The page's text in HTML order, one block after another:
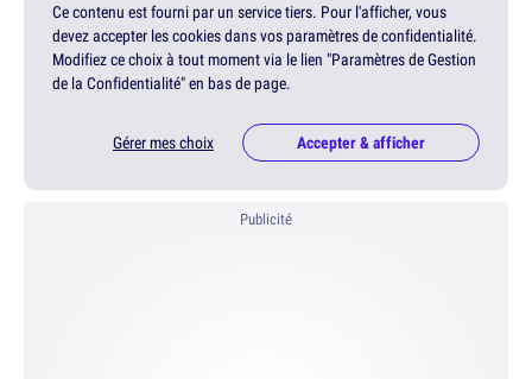
Ce contenu est fourni par un service tiers. Pour l'afficher, vous
devez accepter les cookies dans vos paramètres de confidentialité.
Modifiez ce choix à tout moment via le lien "Paramètres de Gestion
de la Confidentialité" en bas de page.
Gérer mes choix Accepter & afficher
Publicité